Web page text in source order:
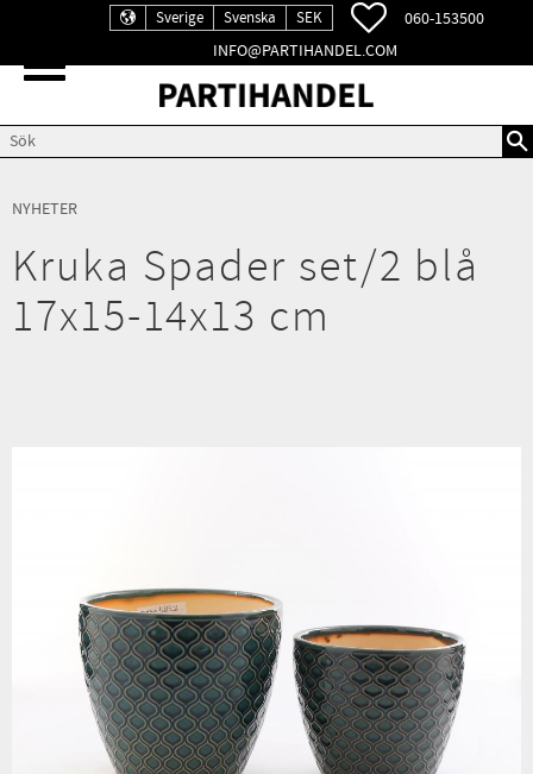
Sverige Svenska SEK FAVORITER
060-153500
INFO@PARTIHANDEL.COM
NYHETER
Kruka Spader set/2 blå
17x15-14x13 cm